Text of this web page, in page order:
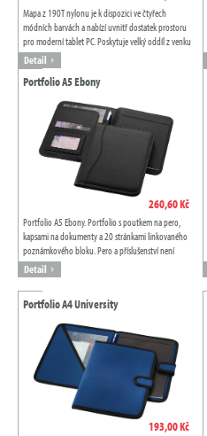
Mapa z 190T nylonu je k dispozici ve čtyřech
módních barvách a nabízí uvnitř dostatek prostoru
pro moderní tablet PC. Poskytuje velký oddíl z venku
na zip, linkovaný poznámkový blok.
Detail
Portfolio A5 Ebony
260,60 Kč
Portfolio A5 Ebony. Portfolio s poutkem na pero,
kapsami na dokumenty a 20 stránkami linkovaného
poznámkového bloku. Pero a příslušenství není
součástí produktu. Imitace kůže.
Detail
Portfolio A4 University
193,00 Kč